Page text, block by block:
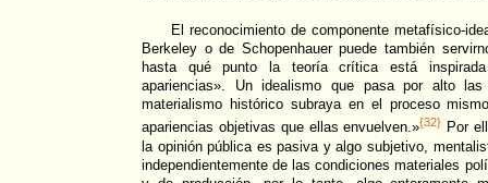
El reconocimiento de componente metafísico-
Berkeley o de Schopenhauer puede también
hasta qué punto la teoría crítica está
apariencias». Un idealismo que pasa por alto
materialismo histórico subraya en el proceso
apariencias objetivas que ellas envuelven.»{32} Por
la opinión pública es pasiva y algo subjetivo,
independientemente de las condiciones materiales